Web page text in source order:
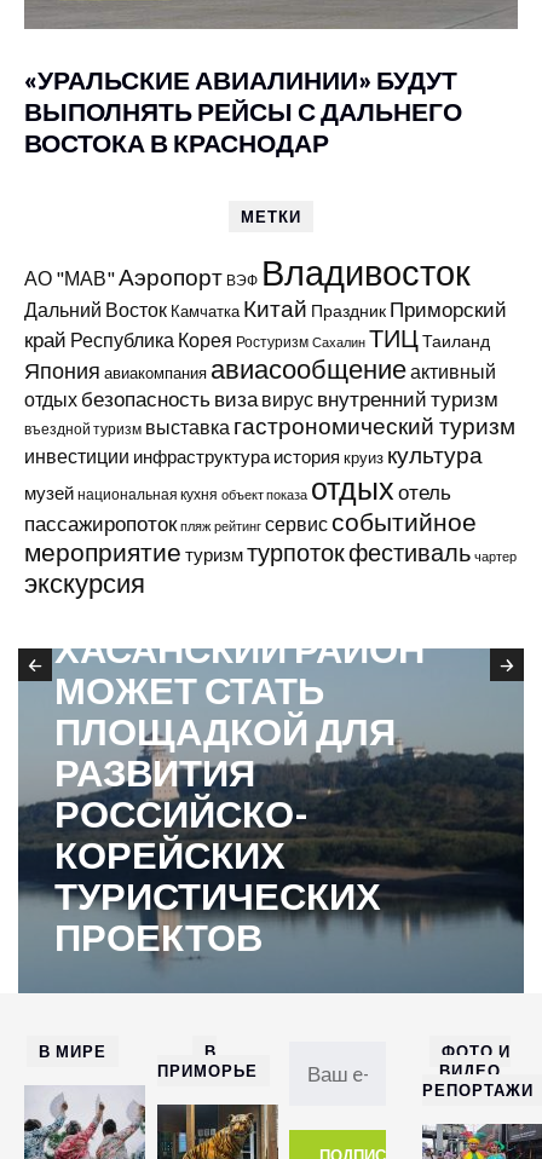
«УРАЛЬСКИЕ АВИАЛИНИИ» БУДУТ
ВЫПОЛНЯТЬ РЕЙСЫ С ДАЛЬНЕГО
ВОСТОКА В КРАСНОДАР
МЕТКИ
АО "МАВ"Аэропорт ВЭФ Владивосток
Дальний Восток Камчатка Китай Праздник Приморский
край Республика Корея Ростуризм Сахалин ТИЦТаиланд
Япония авиакомпания авиасообщениеактивный
отдых безопасность виза вирус внутренний туризм
въездной туризм выставка гастрономический туризм
инвестиции инфраструктура история круиз культура
музей национальная кухня объект показа отдыхотель
пассажиропоток пляж рейтинг сервис событийное
мероприятие туризмтурпотокфестиваль чартер
экскурсия
В ПРИМОРЬЕ
ХАСАНСКИЙ РАЙОН
МОЖЕТ СТАТЬ
ПЛОЩАДКОЙ ДЛЯ
РАЗВИТИЯ
РОССИЙСКО-
КОРЕЙСКИХ
ТУРИСТИЧЕСКИХ
ПРОЕКТОВ
В МИРЕ
В
ПРИМОРЬЕ
ФОТО И
ВИДЕО
РЕПОРТАЖИ